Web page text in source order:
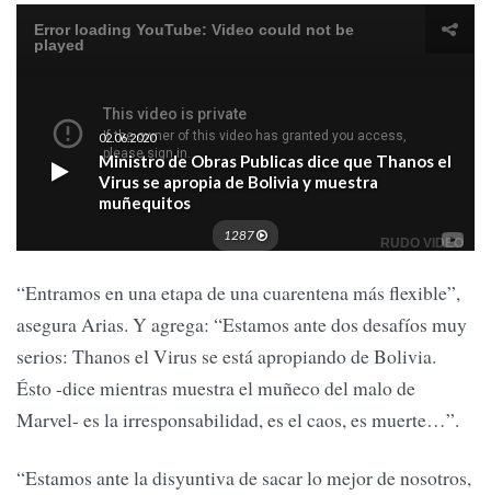
“Entramos en una etapa de una cuarentena más flexible”,
asegura Arias. Y agrega: “Estamos ante dos desafíos muy
serios: Thanos el Virus se está apropiando de Bolivia.
Ésto -dice mientras muestra el muñeco del malo de
Marvel- es la irresponsabilidad, es el caos, es muerte…”.
“Estamos ante la disyuntiva de sacar lo mejor de nosotros,